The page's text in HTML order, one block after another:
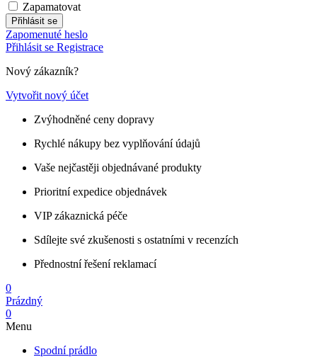
Zapamatovat
Přihlásit se
Zapomenuté heslo
Přihlásit se Registrace
Nový zákazník?
Vytvořit nový účet
Zvýhodněné ceny dopravy
Rychlé nákupy bez vyplňování údajů
Vaše nejčastěji objednávané produkty
Prioritní expedice objednávek
VIP zákaznická péče
Sdílejte své zkušenosti s ostatními v recenzích
Přednostní řešení reklamací
0
Prázdný
0
Menu
Spodní prádlo